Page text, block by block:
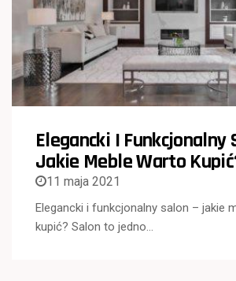
Elegancki I Funkcjonalny
Jakie Meble Warto
11 maja 2021
Elegancki i funkcjonalny salon – jakie
kupić? Salon to jedno…